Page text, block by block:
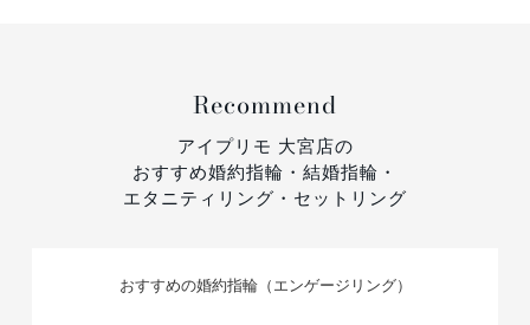
Recommend
アイプリモ 大宮店の
おすすめ婚約指輪・結婚指輪・
エタニティリング・セットリング
おすすめの婚約指輪（エンゲージリング）